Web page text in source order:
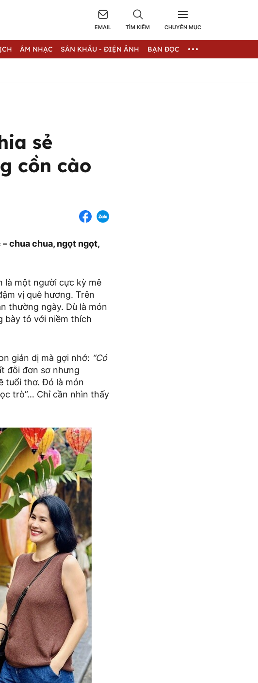
EMAIL TÌM KIẾM CHUYÊN MỤC
ÂM NHẠC SÂN KHẤU - ĐIỆN ẢNH BẠN ĐỌC
sẻ
cồn cào
chua chua, ngọt ngọt,
là một người cực kỳ mê
vị quê hương. Trên
thường ngày. Dù là món
bày tỏ với niềm thích
giản dị mà gợi nhớ: “Có
đỗi đơn sơ nhưng
tuổi thơ. Đó là món
trò”… Chỉ cần nhìn thấy